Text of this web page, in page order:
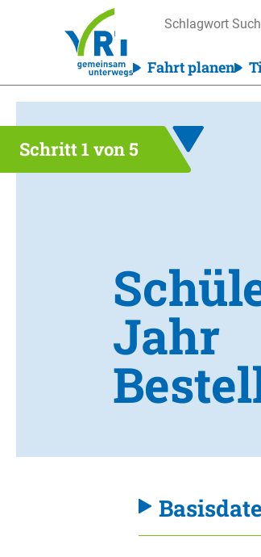
Fahrt planen
Schritt1von 5
Jahr